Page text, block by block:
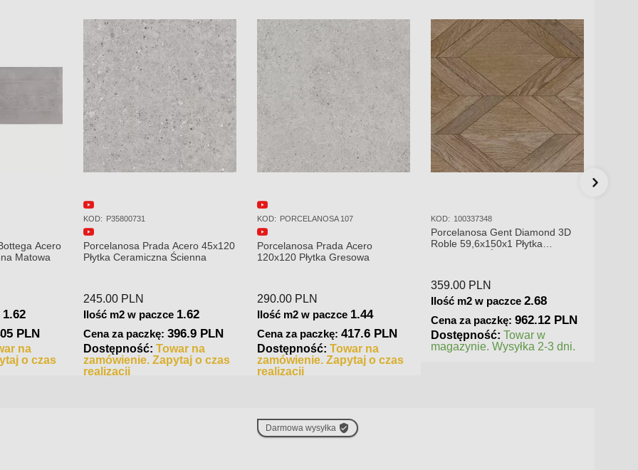
Acero
Matowa
1.62
PLN
na
o czas
KOD: P35800731
Porcelanosa Prada Acero 45x120
Płytka Ceramiczna Ścienna
245.00 PLN
Ilość m2 w paczce 1.62
Cena za paczkę:396.9 PLN
Dostępność: Towar na
zamówienie. Zapytaj o czas
realizacji
KOD: PORCELANOSA 107
Porcelanosa Prada Acero
120x120 Płytka Gresowa
290.00 PLN
Ilość m2 w paczce 1.44
Cena za paczkę:417.6 PLN
Dostępność: Towar na
zamówienie. Zapytaj o czas
realizacji
KOD: 100337348
Porcelanosa Gent Diamond 3D
Roble 59,6x150x1 Płytka
359.00 PLN
Ilość m2 w paczce 2.68
Cena za paczkę:962.12 PLN
Dostępność: Towar w
magazynie. Wysyłka 2-3 dni.
Darmowa wysyłka